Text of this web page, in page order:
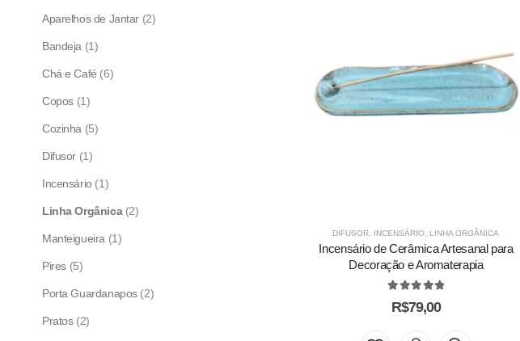
DIFUSOR INCENSÁRIO LINHA ORGÂNICA
Incensário de Cerâmica Artesanal para
Decoração e Aromaterapia
5.00
R$79,00
Aparelhos de Jantar (2)
Bandeja (1)
Chá e Café (6)
Copos (1)
Cozinha (5)
Difusor (1)
Incensário (1)
Linha Orgânica (2)
Manteigueira (1)
Pires (5)
Porta Guardanapos (2)
Pratos (2)